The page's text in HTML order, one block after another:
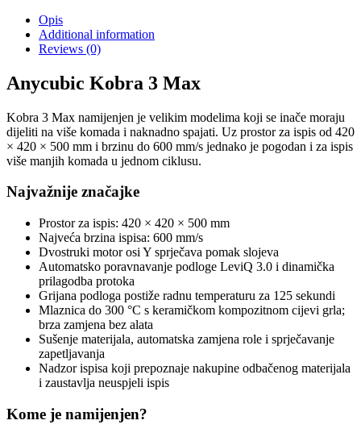
Opis
Additional information
Reviews (0)
Anycubic Kobra 3 Max
Kobra 3 Max namijenjen je velikim modelima koji se inače moraju
dijeliti na više komada i naknadno spajati. Uz prostor za ispis od 420
× 420 × 500 mm i brzinu do 600 mm/s jednako je pogodan i za ispis
više manjih komada u jednom ciklusu.
Najvažnije značajke
Prostor za ispis: 420 × 420 × 500 mm
Najveća brzina ispisa: 600 mm/s
Dvostruki motor osi Y sprječava pomak slojeva
Automatsko poravnavanje podloge LeviQ 3.0 i dinamička
prilagodba protoka
Grijana podloga postiže radnu temperaturu za 125 sekundi
Mlaznica do 300 °C s keramičkom kompozitnom cijevi grla;
brza zamjena bez alata
Sušenje materijala, automatska zamjena role i sprječavanje
zapetljavanja
Nadzor ispisa koji prepoznaje nakupine odbačenog materijala
i zaustavlja neuspjeli ispis
Kome je namijenjen?